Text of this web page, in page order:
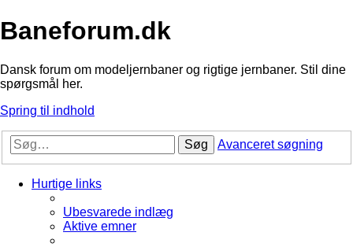
Baneforum.dk
Dansk forum om modeljernbaner og rigtige jernbaner. Stil dine
spørgsmål her.
Spring til indhold
Søg Avanceret søgning
Hurtige links
Ubesvarede indlæg
Aktive emner